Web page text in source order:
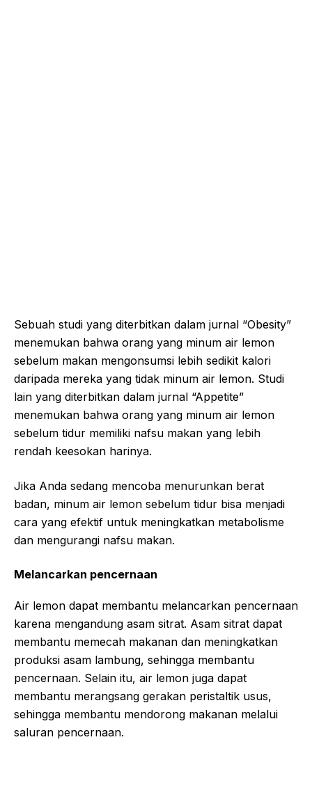
Sebuah studi yang diterbitkan dalam jurnal “Obesity”
menemukan bahwa orang yang minum air lemon
sebelum makan mengonsumsi lebih sedikit kalori
daripada mereka yang tidak minum air lemon. Studi
lain yang diterbitkan dalam jurnal “Appetite”
menemukan bahwa orang yang minum air lemon
sebelum tidur memiliki nafsu makan yang lebih
rendah keesokan harinya.
Jika Anda sedang mencoba menurunkan berat
badan, minum air lemon sebelum tidur bisa menjadi
cara yang efektif untuk meningkatkan metabolisme
dan mengurangi nafsu makan.
Melancarkan pencernaan
Air lemon dapat membantu melancarkan pencernaan
karena mengandung asam sitrat. Asam sitrat dapat
membantu memecah makanan dan meningkatkan
produksi asam lambung, sehingga membantu
pencernaan. Selain itu, air lemon juga dapat
membantu merangsang gerakan peristaltik usus,
sehingga membantu mendorong makanan melalui
saluran pencernaan.